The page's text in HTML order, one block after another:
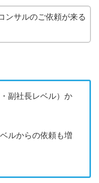
ンサルのご依頼が来る
副社長レベル）か
ルからの依頼も増